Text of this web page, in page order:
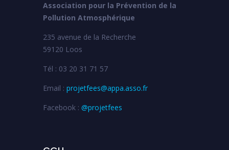
Association pour la Prévention de la
Pollution Atmosphérique
235 avenue de la Recherche
59120 Loos
Tél : 03 20 31 71 57
Email : projetfees@appa.asso.fr
Facebook : @projetfees